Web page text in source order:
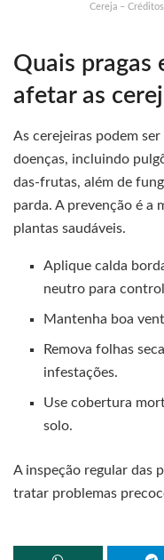
Cereja –
Quais pragas
afetar as
As cerejeiras podem
doenças, incluindo
das-frutas, além de
parda. A prevenção é a
plantas saudáveis.
Aplique calda
neutro para
Mantenha boa
Remova folhas
infestações.
Use cobertura
solo.
A inspeção regular das
tratar problemas